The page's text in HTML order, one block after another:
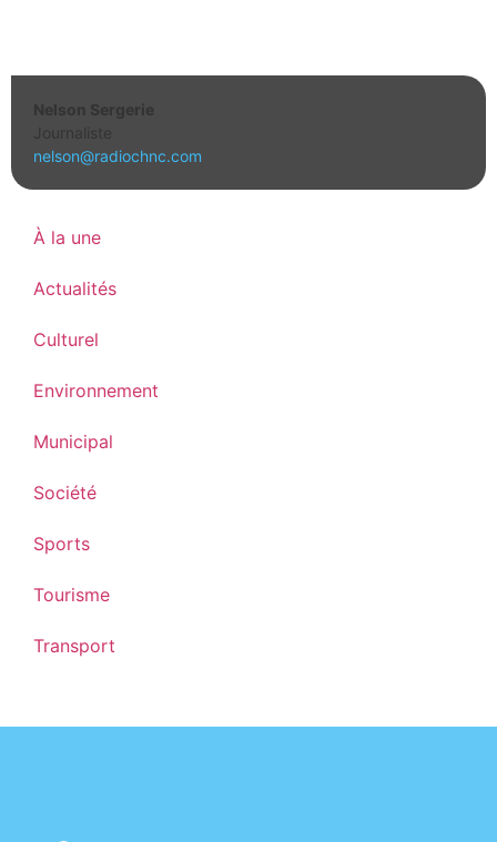
Nelson Sergerie
Journaliste
nelson@radiochnc.com
À la une
Actualités
Culturel
Environnement
Municipal
Société
Sports
Tourisme
Transport